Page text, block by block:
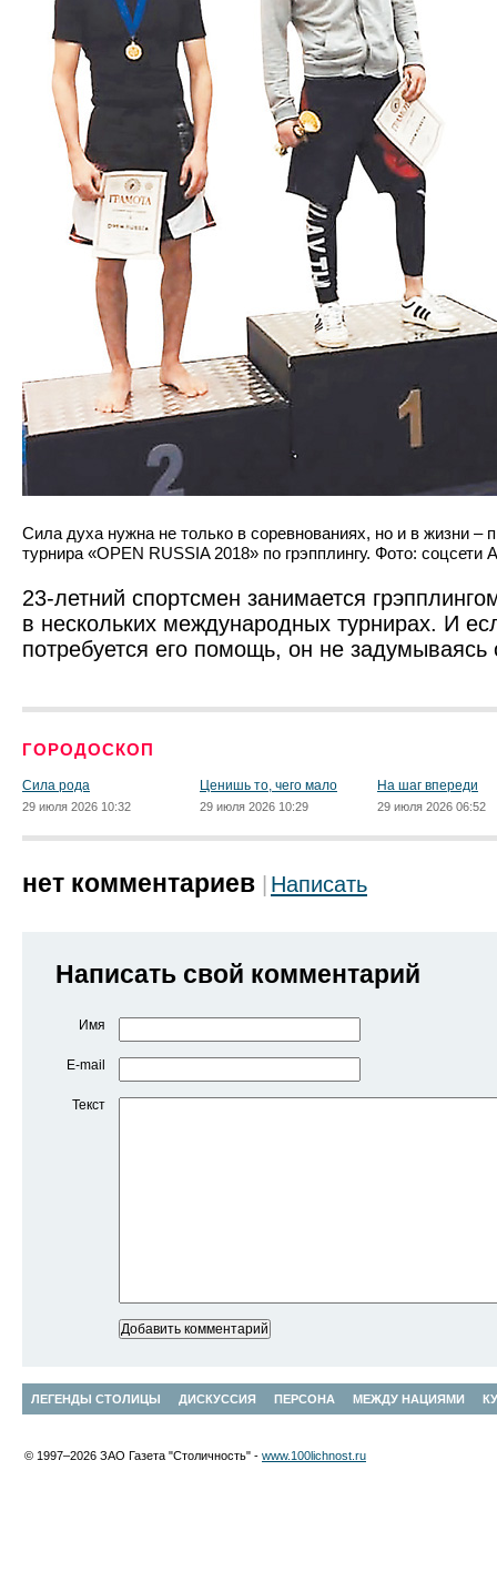
Сила духа нужна не только в соревнованиях, но и в жизни –
турнира «OPEN RUSSIA 2018» по грэпплингу. Фото: соцсети
23-летний спортсмен занимается
в нескольких международных турнирах. И
потребуется его помощь, он не задумываясь
ГОРОДОСКОП
Сила рода
29 июля 2026 10:32
Ценишь то, чего мало
29 июля 2026 10:29
На шаг впереди
29 июля 2026 06:52
нет комментариев Написать
Написать свой комментарий
Имя
E-mail
Текст
ЛЕГЕНДЫ СТОЛИЦЫ ДИСКУССИЯ ПЕРСОНА МЕЖДУ НАЦИЯМИ
© 1997–2026 ЗАО Газета "Столичность" - www.100lichnost.ru